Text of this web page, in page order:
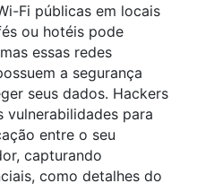
Fi públicas em locais
ou hotéis pode
essas redes
a segurança
seus dados. Hackers
vulnerabilidades para
entre o seu
capturando
como detalhes do